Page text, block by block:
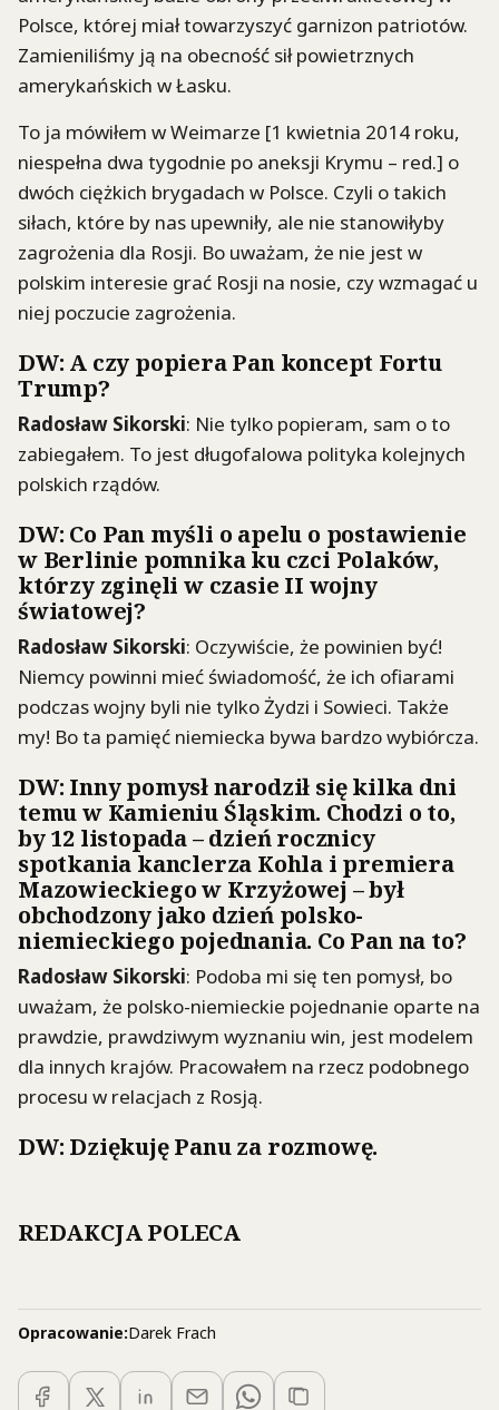
Polsce, której miał towarzyszyć garnizon patriotów.
Zamieniliśmy ją na obecność sił powietrznych
amerykańskich w Łasku.
To ja mówiłem w Weimarze [1 kwietnia 2014 roku,
niespełna dwa tygodnie po aneksji Krymu – red.] o
dwóch ciężkich brygadach w Polsce. Czyli o takich
siłach, które by nas upewniły, ale nie stanowiłyby
zagrożenia dla Rosji. Bo uważam, że nie jest w
polskim interesie grać Rosji na nosie, czy wzmagać u
niej poczucie zagrożenia.
DW: A czy popiera Pan koncept Fortu
Trump?
Radosław Sikorski: Nie tylko popieram, sam o to
zabiegałem. To jest długofalowa polityka kolejnych
polskich rządów.
DW: Co Pan myśli o apelu o postawienie
w Berlinie pomnika ku czci Polaków,
którzy zginęli w czasie II wojny
światowej?
Radosław Sikorski: Oczywiście, że powinien być!
Niemcy powinni mieć świadomość, że ich ofiarami
podczas wojny byli nie tylko Żydzi i Sowieci. Także
my! Bo ta pamięć niemiecka bywa bardzo wybiórcza.
DW: Inny pomysł narodził się kilka dni
temu w Kamieniu Śląskim. Chodzi o to,
by 12 listopada – dzień rocznicy
spotkania kanclerza Kohla i premiera
Mazowieckiego w Krzyżowej – był
obchodzony jako dzień polsko-
niemieckiego pojednania. Co Pan na to?
Radosław Sikorski: Podoba mi się ten pomysł, bo
uważam, że polsko-niemieckie pojednanie oparte na
prawdzie, prawdziwym wyznaniu win, jest modelem
dla innych krajów. Pracowałem na rzecz podobnego
procesu w relacjach z Rosją.
DW: Dziękuję Panu za rozmowę.
REDAKCJA POLECA
Opracowanie:Darek Frach